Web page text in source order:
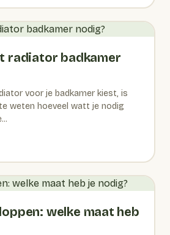
radiator badkamer
voor je badkamer kiest, is
weten hoeveel watt je nodig
welke maat heb